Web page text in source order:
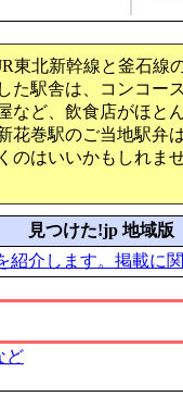
東北新幹線と釜石線
た駅舎は、コンコー
など、飲食店がほと
花巻駅のご当地駅弁
のはいいかもしれま
見つけた!jp 地域版
紹介します。掲載に
ど